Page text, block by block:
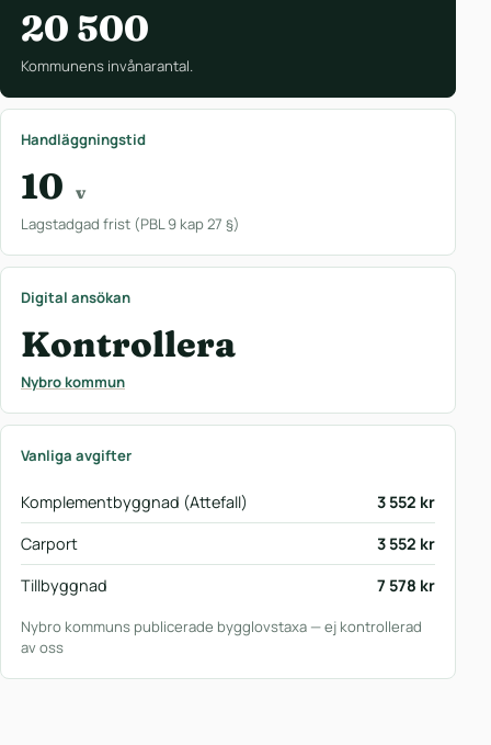
20 500
Kommunens invånarantal.
Handläggningstid
10 v
Lagstadgad frist (PBL 9 kap 27 §)
Digital ansökan
Kontrollera
Nybro kommun
Vanliga avgifter
Komplementbyggnad (Attefall)
3 552 kr
Carport
3 552 kr
Tillbyggnad
7 578 kr
Nybro kommuns publicerade bygglovstaxa — ej kontrollerad
av oss